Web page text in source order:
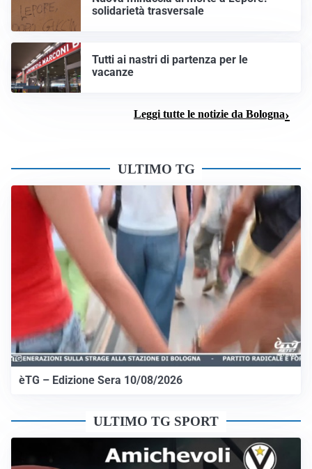
solidarietà trasversale
Tutti ai nastri di partenza per le
vacanze
Leggi tutte le notizie da Bologna
ULTIMO TG
èTG – Edizione Sera 10/08/2026
ULTIMO TG SPORT